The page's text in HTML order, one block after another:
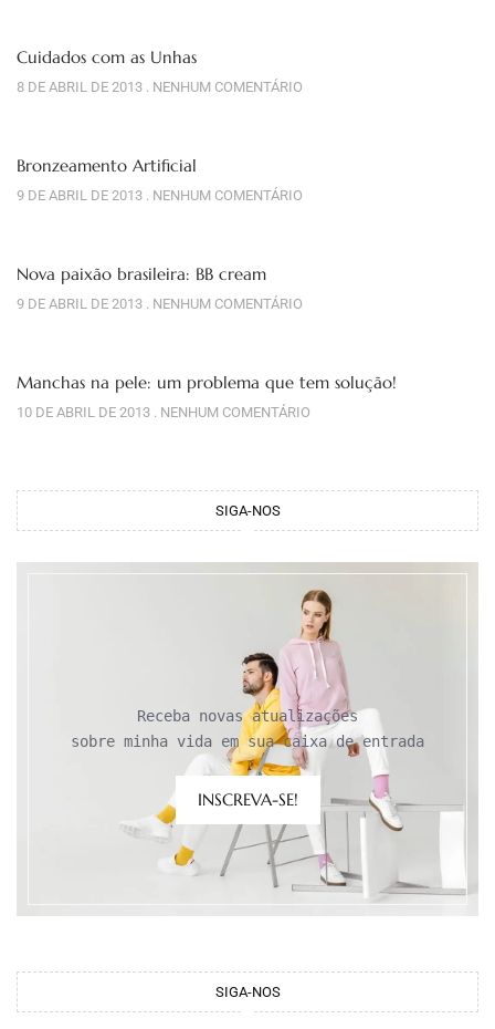
Cuidados com as Unhas
8 DE ABRIL DE 2013 NENHUM COMENTÁRIO
Bronzeamento Artificial
9 DE ABRIL DE 2013 NENHUM COMENTÁRIO
Nova paixão brasileira: BB cream
9 DE ABRIL DE 2013 NENHUM COMENTÁRIO
Manchas na pele: um problema que tem solução!
10 DE ABRIL DE 2013 NENHUM COMENTÁRIO
SIGA-NOS
Receba novas atualizações
sobre minha vida em sua caixa de entrada
INSCREVA-SE!
SIGA-NOS